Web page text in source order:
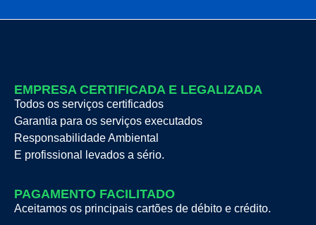
EMPRESA CERTIFICADA E LEGALIZADA
Todos os serviços certificados
Garantia para os serviços executados
Responsabilidade Ambiental
E profissional levados a sério.
PAGAMENTO FACILITADO
Aceitamos os principais cartões de débito e crédito.